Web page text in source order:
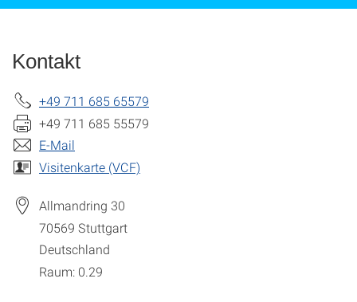
Kontakt
+49 711 685 65579
+49 711 685 55579
E-Mail
Visitenkarte (VCF)
Allmandring 30
70569 Stuttgart
Deutschland
Raum: 0.29